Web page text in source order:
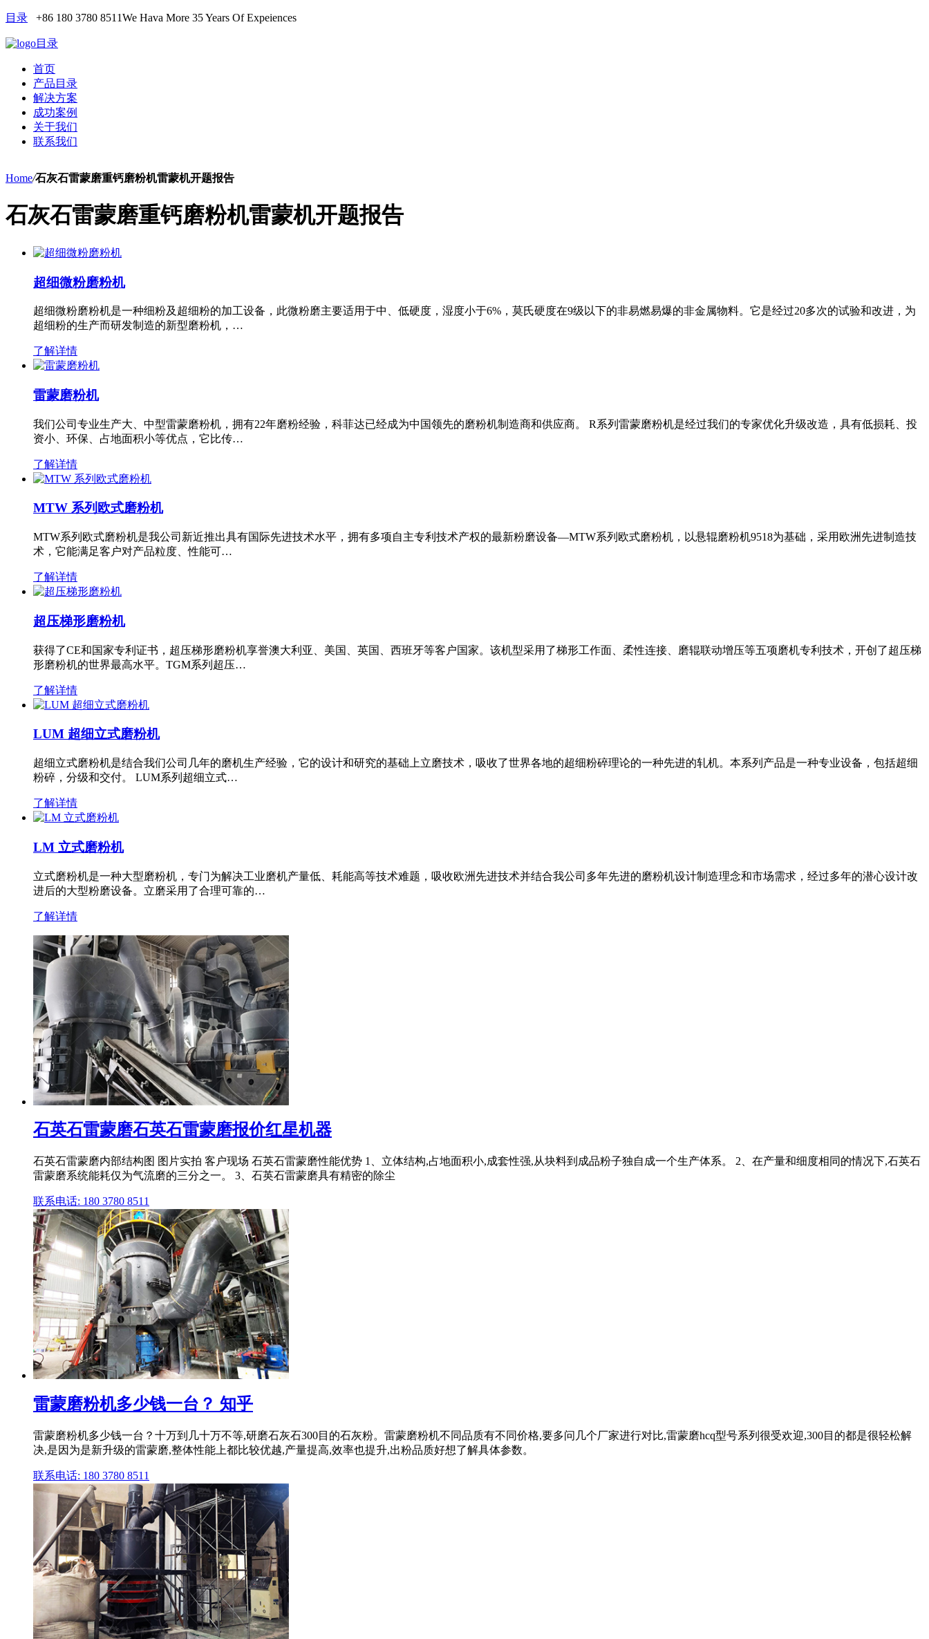
目录 +86 180 3780 8511We Hava More 35 Years Of Expeiences
目录
首页
产品目录
解决方案
成功案例
关于我们
联系我们
Home/石灰石雷蒙磨重钙磨粉机雷蒙机开题报告
石灰石雷蒙磨重钙磨粉机雷蒙机开题报告
超细微粉磨粉机
超细微粉磨粉机是一种细粉及超细粉的加工设备，此微粉磨主要适用于中、低硬度，湿度小于6%，莫氏硬度在9级以下的非易燃易爆的非金属物料。它是经过20多次的试验和改进，为
超细粉的生产而研发制造的新型磨粉机，…
了解详情
雷蒙磨粉机
我们公司专业生产大、中型雷蒙磨粉机，拥有22年磨粉经验，科菲达已经成为中国领先的磨粉机制造商和供应商。 R系列雷蒙磨粉机是经过我们的专家优化升级改造，具有低损耗、投
资小、环保、占地面积小等优点，它比传…
了解详情
MTW 系列欧式磨粉机
MTW系列欧式磨粉机是我公司新近推出具有国际先进技术水平，拥有多项自主专利技术产权的最新粉磨设备—MTW系列欧式磨粉机，以悬辊磨粉机9518为基础，采用欧洲先进制造技
术，它能满足客户对产品粒度、性能可…
了解详情
超压梯形磨粉机
获得了CE和国家专利证书，超压梯形磨粉机享誉澳大利亚、美国、英国、西班牙等客户国家。该机型采用了梯形工作面、柔性连接、磨辊联动增压等五项磨机专利技术，开创了超压梯
形磨粉机的世界最高水平。TGM系列超压…
了解详情
LUM 超细立式磨粉机
超细立式磨粉机是结合我们公司几年的磨机生产经验，它的设计和研究的基础上立磨技术，吸收了世界各地的超细粉碎理论的一种先进的轧机。本系列产品是一种专业设备，包括超细
粉碎，分级和交付。 LUM系列超细立式…
了解详情
LM 立式磨粉机
立式磨粉机是一种大型磨粉机，专门为解决工业磨机产量低、耗能高等技术难题，吸收欧洲先进技术并结合我公司多年先进的磨粉机设计制造理念和市场需求，经过多年的潜心设计改
进后的大型粉磨设备。立磨采用了合理可靠的…
了解详情
石英石雷蒙磨石英石雷蒙磨报价红星机器
石英石雷蒙磨内部结构图 图片实拍 客户现场 石英石雷蒙磨性能优势 1、立体结构,占地面积小,成套性强,从块料到成品粉子独自成一个生产体系。 2、在产量和细度相同的情况下,石英石
雷蒙磨系统能耗仅为气流磨的三分之一。 3、石英石雷蒙磨具有精密的除尘
联系电话: 180 3780 8511
雷蒙磨粉机多少钱一台？ 知乎
雷蒙磨粉机多少钱一台？十万到几十万不等,研磨石灰石300目的石灰粉。雷蒙磨粉机不同品质有不同价格,要多问几个厂家进行对比,雷蒙磨hcq型号系列很受欢迎,300目的都是很轻松解
决,是因为是新升级的雷蒙磨,整体性能上都比较优越,产量提高,效率也提升,出粉品质好想了解具体参数。
联系电话: 180 3780 8511